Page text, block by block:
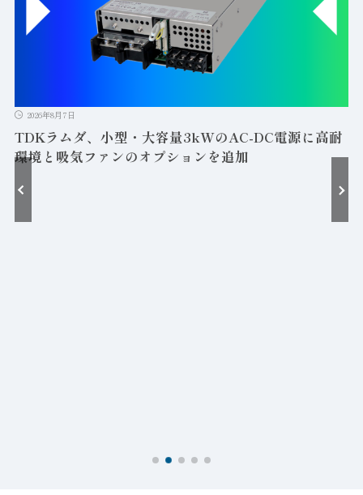
量3kWのAC-DC電源に高耐
ションを追加